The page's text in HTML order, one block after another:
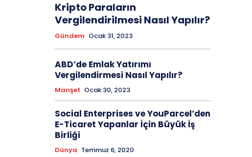
Kripto Paraların
Vergilendirilmesi Nasıl Yapılır?
Gündem Ocak 31, 2023
ABD’de Emlak Yatırımı
Vergilendirmesi Nasıl Yapılır?
Manşet Ocak 30, 2023
Social Enterprises ve YouParcel’den
E-Ticaret Yapanlar İçin Büyük İş
Birliği
Dünya Temmuz 6, 2020